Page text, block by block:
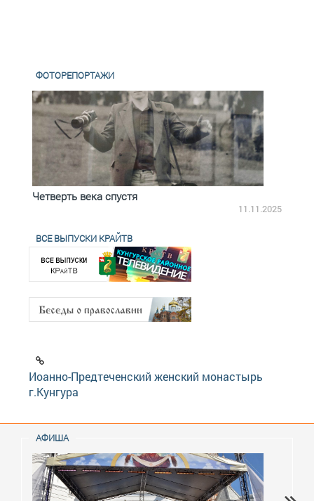
ФОТОРЕПОРТАЖИ
Четверть века спустя
11.11.2025
ВСЕ ВЫПУСКИ КРАЙТВ
Иоанно-Предтеченский женский монастырь
г.Кунгура
АФИША